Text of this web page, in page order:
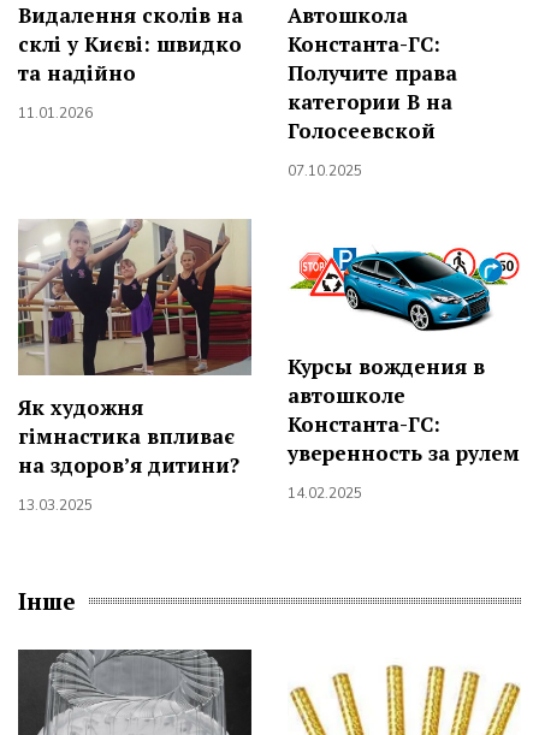
Видалення сколів на
склі у Києві: швидко
та надійно
11.01.2026
Автошкола
Константа-ГС:
Получите права
категории В на
Голосеевской
07.10.2025
Як художня
гімнастика впливає
на здоров’я дитини?
13.03.2025
Курсы вождения в
автошколе
Константа-ГС:
уверенность за рулем
14.02.2025
Інше